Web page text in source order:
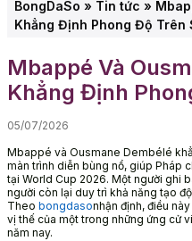
BongDaSo » Tin tức »
Khẳng Định Phong Độ Trên
Mbappé Và
Khẳng Định
05/07/2026
Mbappé và Ousmane Dembélé
màn trình diễn bùng nổ, giúp Pháp
tại World Cup 2026. Một người ghi
người còn lại duy trì khả năng tạo
Theo bongdasonhận định, điều
vị thế của một trong những ứng cử
năm nay.